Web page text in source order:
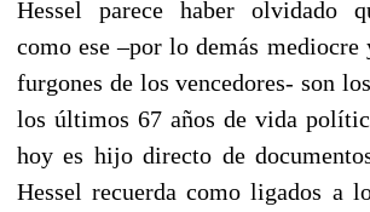
Hessel parece haber olvidado
como ese –por lo demás mediocre
furgones de los vencedores- son
los últimos 67 años de vida
hoy es hijo directo de
Hessel recuerda como ligados a